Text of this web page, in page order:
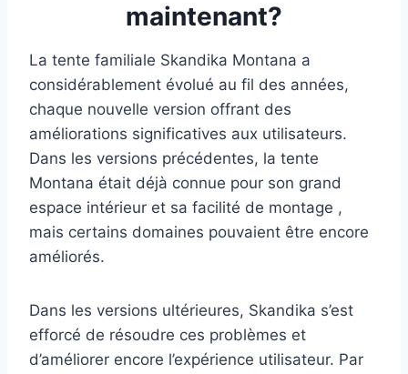
maintenant?
La tente familiale Skandika Montana a
considérablement évolué au fil des années,
chaque nouvelle version offrant des
améliorations significatives aux utilisateurs.
Dans les versions précédentes, la tente
Montana était déjà connue pour son grand
espace intérieur et sa facilité de montage ,
mais certains domaines pouvaient être encore
améliorés.
Dans les versions ultérieures, Skandika s’est
efforcé de résoudre ces problèmes et
d’améliorer encore l’expérience utilisateur. Par